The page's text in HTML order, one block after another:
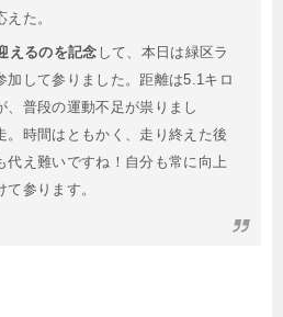
た。
えるのを記念 して、本日は緑区ラ
加して参りました。距離は5.1キロ
、普段の運動不足が祟りまし
。時間はともかく、走り終えた後
代え難いですね！自分も常に向上
参ります。